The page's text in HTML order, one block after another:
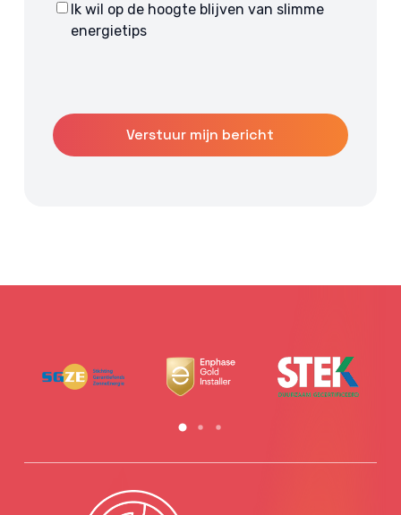
Consent
Ik wil op de hoogte blijven van slimme
energietips